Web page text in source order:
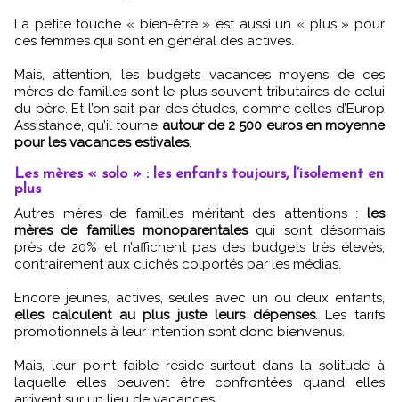
La petite touche « bien-être » est aussi un « plus » pour
ces femmes qui sont en général des actives.
Mais, attention, les budgets vacances moyens de ces
mères de familles sont le plus souvent tributaires de celui
du père. Et l’on sait par des études, comme celles d’Europ
Assistance, qu’il tourne autour de 2 500 euros en moyenne
pour les vacances estivales.
Les mères « solo » : les enfants toujours, l’isolement en
plus
Autres mères de familles méritant des attentions : les
mères de familles monoparentalesqui sont désormais
près de 20% et n’affichent pas des budgets très élevés,
contrairement aux clichés colportés par les médias.
Encore jeunes, actives, seules avec un ou deux enfants,
elles calculent au plus juste leurs dépenses. Les tarifs
promotionnels à leur intention sont donc bienvenus.
Mais, leur point faible réside surtout dans la solitude à
laquelle elles peuvent être confrontées quand elles